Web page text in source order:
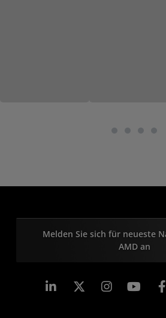
Melden Sie sich für neueste
AMD an
LinkedIn Instagram